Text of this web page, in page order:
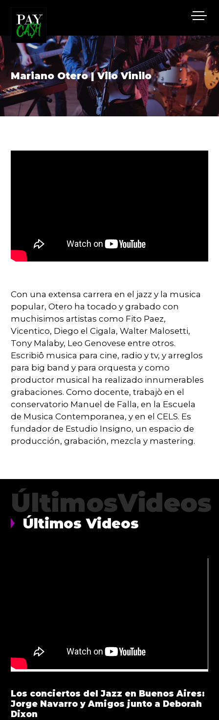
Mariano Otero | Vilo Vinilo
Con una extensa carrera en el jazz y la musica
popular, Otero ha tocado y grabado con
muchisimos artistas como Fito Paez,
Vicentico, Diego el Cigala, Walter Malosetti,
Tony Malaby, Leo Genovese entre otros.
Escribiô musica para cine, radio y tv, y arreglos
para big band y para orquesta y como
productor musical ha realizado innumerables
grabaciones. Como docente, trabajò en el
conservatorio Manuel de Falla, en la Escuela
de Musica Contemporanea, y en el CELS. Es
fundador de Estudio Insigno, un espacio de
producción, grabación, mezcla y mastering.
ÚltimosVideos
Últimos Videos
Los conciertos del Jazz en Buenos Aires:
Jorge Navarro y Amigos junto a Deborah
Dixon